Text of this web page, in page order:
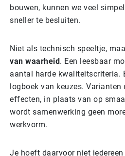
bouwen, kunnen we veel
sneller te besluiten.
Niet als technisch speeltje,
van waarheid. Een leesbaar
aantal harde kwaliteitscriteria.
logboek van keuzes.
effecten, in plaats van op
wordt samenwerking geen
werkvorm.
Je hoeft daarvoor niet